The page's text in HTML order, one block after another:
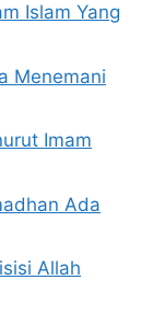
Islam Yang
Menemani
Imam
Ada
Allah